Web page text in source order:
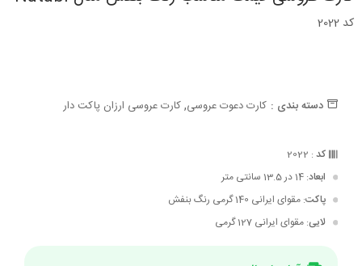
کد 2022
دسته بندی : کارت دعوت عروسی,کارت عروسی ارزان پاکت دار
کد : 2022
ابعاد: 14 در 13.5 سانتی متر
پاکت: مقوای ایرانی 140 گرمی رنگ بنفش
لایی: مقوای ایرانی 127 گرمی